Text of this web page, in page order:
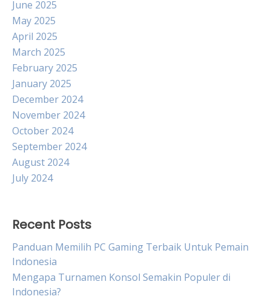
June 2025
May 2025
April 2025
March 2025
February 2025
January 2025
December 2024
November 2024
October 2024
September 2024
August 2024
July 2024
Recent Posts
Panduan Memilih PC Gaming Terbaik Untuk Pemain
Indonesia
Mengapa Turnamen Konsol Semakin Populer di
Indonesia?